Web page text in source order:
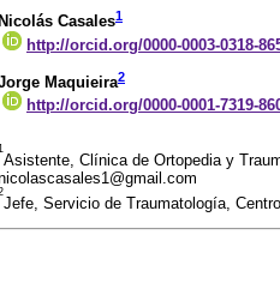
Nicolás Casales1
http://orcid.org/0000-0003-0318-
Maquieira2
http://orcid.org/0000-0001-7319-
Asistente, Clínica de Ortopedia y
Jefe, Servicio de Traumatología,